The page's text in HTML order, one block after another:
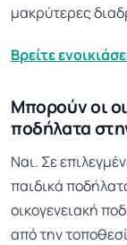
μακρύτερες
Βρείτε
Μπορούν οι
ποδήλατα
Ναι. Σε
παιδικά
οικογενειακή
από την